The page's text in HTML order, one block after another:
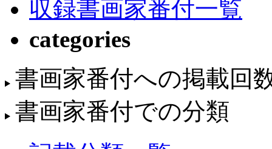
収録書画家番付一覧
categories
書画家番付への掲載回
書画家番付での分類